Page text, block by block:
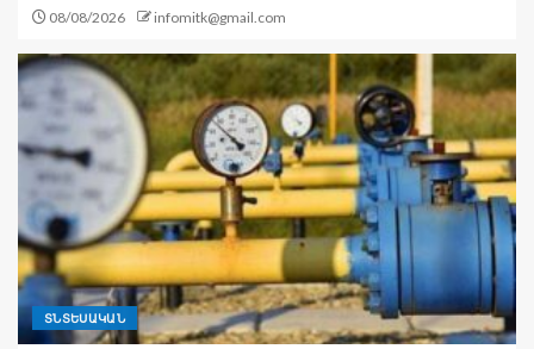
08/08/2026 infomitk@gmail.com
ՏՆՏԵՍԱԿԱՆ